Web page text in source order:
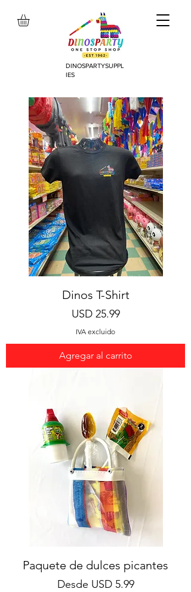
DINOSPARTYSUPPL
IES
Dinos T-Shirt
Precio
USD 25.99
IVA excluido
Agregar al carrito
Paquete de dulces picantes
Desde USD 5.99
Precio de oferta